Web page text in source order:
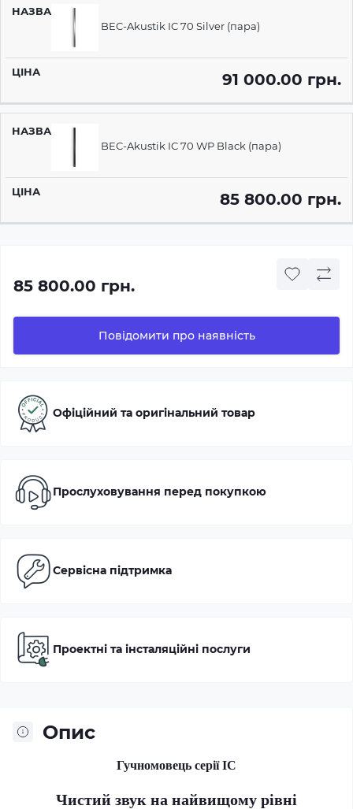
BEC-Akustik IC 70 Silver (пара)
91 000.00 грн.
BEC-Akustik IC 70 WP Black (пара)
85 800.00 грн.
85 800.00 грн.
Повідомити про наявність
Офіційний та оригінальний товар
Прослуховування перед покупкою
Сервісна підтримка
Проектні та інсталяційні послуги
Опис
Гучномовець серії IC
Чистий звук на найвищому рівні